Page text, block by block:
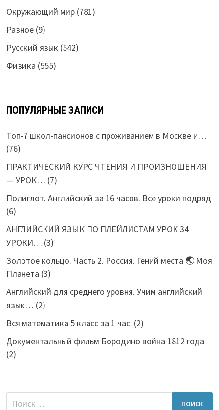
Окружающий мир(781)
Разное(9)
Русский язык (542)
Физика (555)
ПОПУЛЯРНЫЕ ЗАПИСИ
Топ-7 школ-пансионов с проживанием в Москве и…
(76)
ПРАКТИЧЕСКИЙ КУРС ЧТЕНИЯ И ПРОИЗНОШЕНИЯ
— УРОК… (7)
Полиглот. Английский за 16 часов. Все уроки подряд
(6)
АНГЛИЙСКИЙ ЯЗЫК ПО ПЛЕЙЛИСТАМ УРОК 34
УРОКИ… (3)
Золотое кольцо. Часть 2. Россия. Гений места 🌏 Моя
Планета (3)
Английский для среднего уровня. Учим английский
язык… (2)
Вся математика 5 класс за 1 час. (2)
Документальный фильм Бородино война 1812 года
(2)
Найти: